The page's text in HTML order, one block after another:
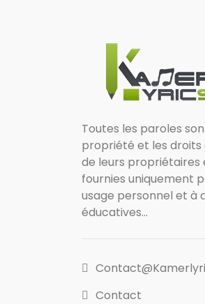
Toutes les paroles
propriété et les droits
de leurs propriétaires
fournies uniquement
usage personnel et à
éducatives...
Contact